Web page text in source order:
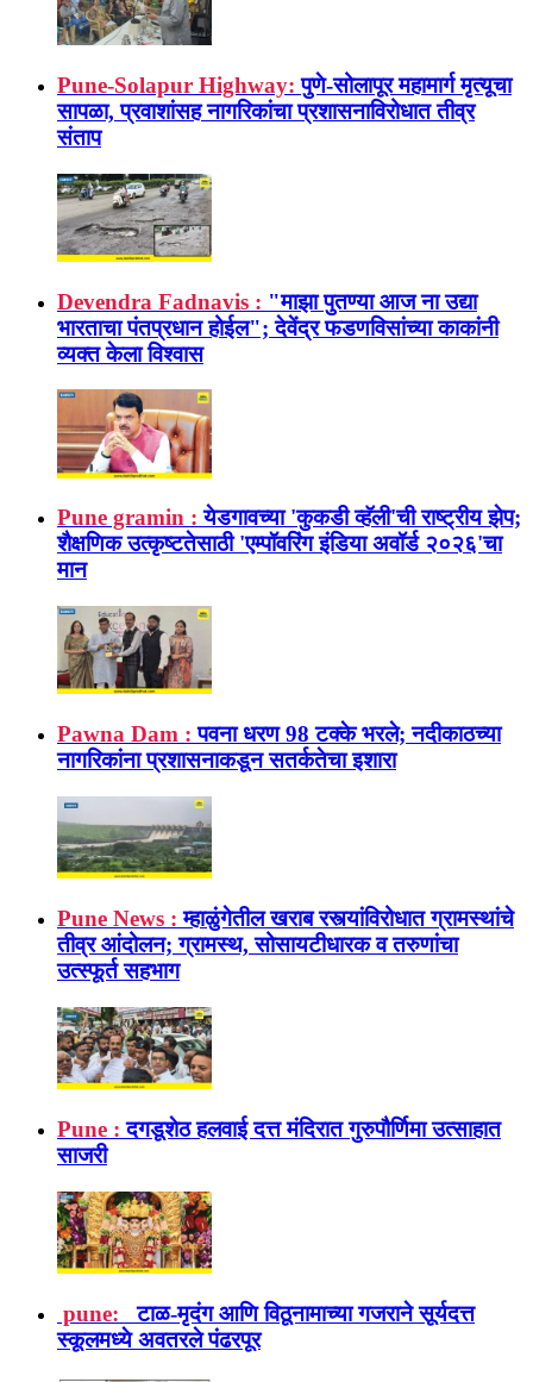
Pune-Solapur Highway: पुणे-सोलापूर महामार्ग मृत्यूचा
सापळा, प्रवाशांसह नागरिकांचा प्रशासनाविरोधात तीव्र
संताप
Devendra Fadnavis : "माझा पुतण्या आज ना उद्या
भारताचा पंतप्रधान होईल"; देवेंद्र फडणविसांच्या काकांनी
व्यक्त केला विश्वास
Pune gramin : येडगावच्या 'कुकडी व्हॅली'ची राष्ट्रीय झेप;
शैक्षणिक उत्कृष्टतेसाठी 'एम्पॉवरिंग इंडिया अवॉर्ड २०२६'चा
मान
Pawna Dam : पवना धरण 98 टक्के भरले; नदीकाठच्या
नागरिकांना प्रशासनाकडून सतर्कतेचा इशारा
Pune News : म्हाळुंगेतील खराब रस्त्यांविरोधात ग्रामस्थांचे
तीव्र आंदोलन; ग्रामस्थ, सोसायटीधारक व तरुणांचा
उत्स्फूर्त सहभाग
Pune : दगडूशेठ हलवाई दत्त मंदिरात गुरुपौर्णिमा उत्साहात
साजरी
pune:
टाळ-मृदंग आणि विठूनामाच्या गजराने सूर्यदत्त
स्कूलमध्ये अवतरले पंढरपूर